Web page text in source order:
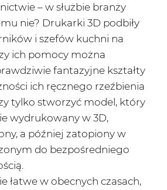
– w służbie branży
nie? Drukarki 3D podbiły
i szefów kuchni na
ich pomocy można
fantazyjne kształty
ich ręcznego rzeźbienia
tylko stworzyć model, który
wydrukowany w 3D,
a później zatopiony w
do bezpośredniego
łatwe w obecnych czasach,